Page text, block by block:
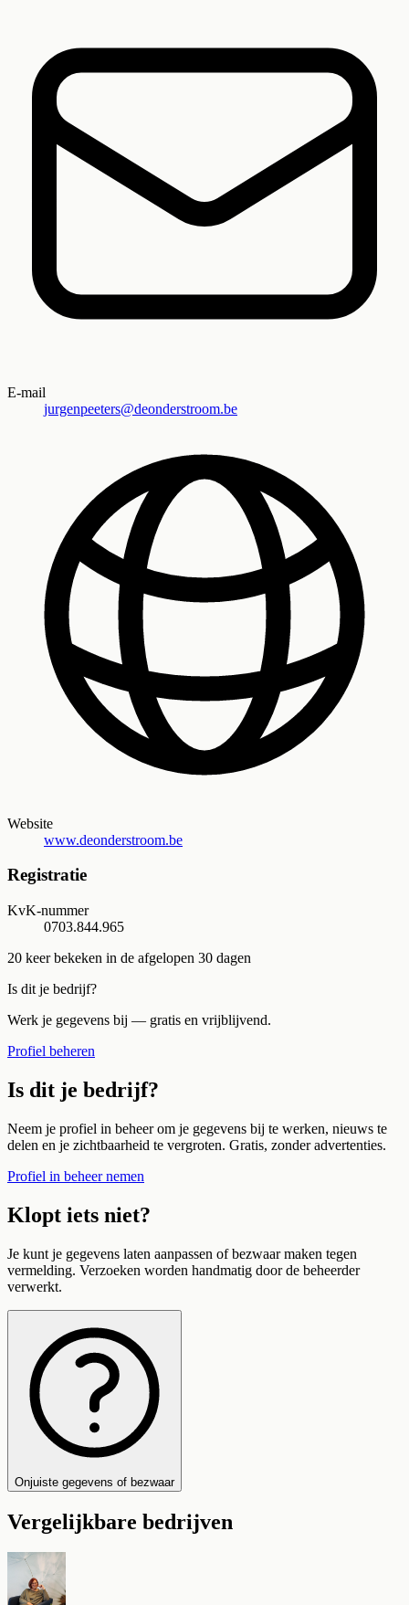
E-mail
jurgenpeeters@deonderstroom.be
Website
www.deonderstroom.be
Registratie
KvK-nummer
0703.844.965
20 keer bekeken in de afgelopen 30 dagen
Is dit je bedrijf?
Werk je gegevens bij — gratis en vrijblijvend.
Profiel beheren
Is dit je bedrijf?
Neem je profiel in beheer om je gegevens bij te werken, nieuws te
delen en je zichtbaarheid te vergroten. Gratis, zonder advertenties.
Profiel in beheer nemen
Klopt iets niet?
Je kunt je gegevens laten aanpassen of bezwaar maken tegen
vermelding. Verzoeken worden handmatig door de beheerder
verwerkt.
Onjuiste gegevens of bezwaar
Vergelijkbare bedrijven